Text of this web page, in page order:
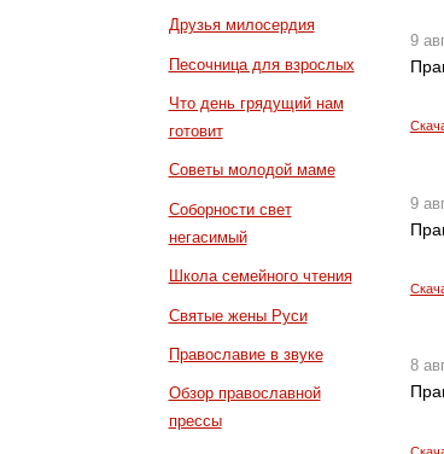
Друзья милосердия
Песочница для взрослых
Что день грядущий нам
готовит
Советы молодой маме
Соборности свет
негасимый
Школа семейного чтения
Святые жены Руси
Православие в звуке
Обзор православной
прессы
9
9
8